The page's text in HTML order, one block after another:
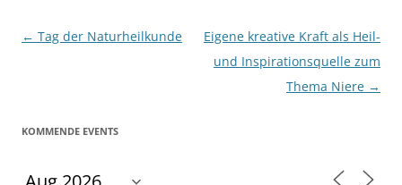
Beitragsnavigation
← Tag der Naturheilkunde
Eigene kreative Kraft als Heil-
und Inspirationsquelle zum
Thema Niere →
KOMMENDE EVENTS